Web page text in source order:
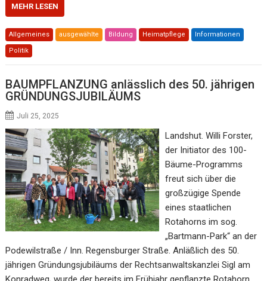
MEHR LESEN
Allgemeines ausgewählte Bildung Heimatpflege Informationen
Politik
BAUMPFLANZUNG anlässlich des 50. jährigen
GRÜNDUNGSJUBILÄUMS
Juli 25, 2025
Landshut. Willi Forster,
der Initiator des 100-
Bäume-Programms
freut sich über die
großzügige Spende
eines staatlichen
Rotahorns im sog.
„Bartmann-Park“ an der
Podewilstraße / Inn. Regensburger Straße. Anläßlich des 50.
jährigen Gründungsjubiläums der Rechtsanwaltskanzlei Sigl am